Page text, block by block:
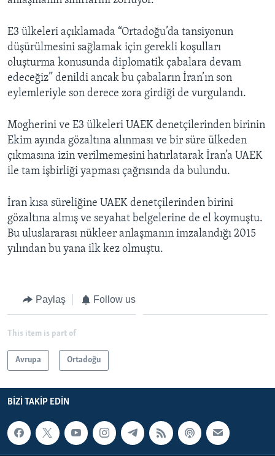
E3 ülkeleri açıklamada “Ortadoğu’da tansiyonun
düşürülmesini sağlamak için gerekli koşulları
oluşturma konusunda diplomatik çabalara devam
edeceğiz” denildi ancak bu çabaların İran’ın son
eylemleriyle son derece zora girdiği de vurgulandı.
Mogherini ve E3 ülkeleri UAEK denetçilerinden birinin
Ekim ayında gözaltına alınması ve bir süre ülkeden
çıkmasına izin verilmemesini hatırlatarak İran’a UAEK
ile tam işbirliği yapması çağrısında da bulundu.
İran kısa süreliğine UAEK denetçilerinden birini
gözaltına almış ve seyahat belgelerine de el koymuştu.
Bu uluslararası nükleer anlaşmanın imzalandığı 2015
yılından bu yana ilk kez olmuştu.
Paylaş Follow us
This item is part of
Avrupa Ortadoğu
BIZI TAKIP EDIN